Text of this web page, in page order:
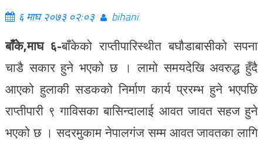
६ माघ २०७३ ०२:०३ bihani
बाँके,माघ ६-बाँकेको राप्तीपारिस्थीत बघौडाबासीको सपना
चाडै सकार हुने भएको छ । लामो समयदेखि अवरुद्ध हुँदै
आएको हुलाकी सडकको निर्माण कार्य प्ररम्भ हुने भएपछि
राप्तीपारी ९ गाविसका बासिन्दालाई आवत जावत सहज हुने
भएको छ । सदरमुकाम नेपालगंज सम्म आवत जावतका लागि